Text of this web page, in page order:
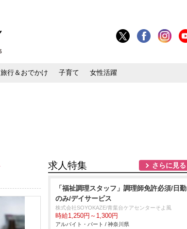
旅行＆おでかけ 子育て 女性活躍
求人特集 さらに見る
「福祉調理スタッフ」調理師免許必須/日勤
のみ/デイサービス
株式会社SOYOKAZE/青葉台ケアセンターそよ風
時給1,250円～1,300円
アルバイト・パート / 神奈川県